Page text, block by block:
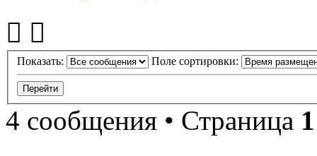
Показать: Поле сортировки:
4 сообщения • Страница 1